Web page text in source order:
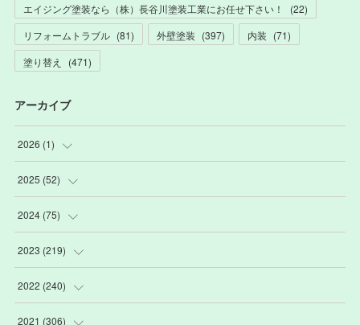
エイジング塗装なら（株）長谷川塗装工業にお任せ下さい！
(22)
リフォームトラブル (81) 外壁塗装 (397) 内装 (71)
塗り替え
(471)
アーカイブ
2026 (1)
(1
2025 (52)
(3
(2)
(6)
(22
2024 (75)
(9)
(13
(12
2023 (219)
(20
(18
2022 (240)
(21
2021 (306)